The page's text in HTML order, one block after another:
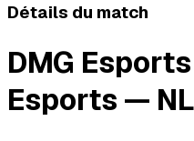
Détails du match
DMG
Esports —